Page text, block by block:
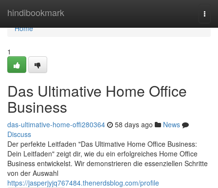
hindibookmark
Home
Home
1
Das Ultimative Home Office
Business
das-ultimative-home-offi280364 58 days ago
News
Discuss
Der perfekte Leitfaden "Das Ultimative Home Office Business:
Dein Leitfaden" zeigt dir, wie du ein erfolgreiches Home Office
Business entwickelst. Wir demonstrieren die essenziellen Schritte
von der Auswahl
https://jasperjyjq767484.thenerdsblog.com/profile